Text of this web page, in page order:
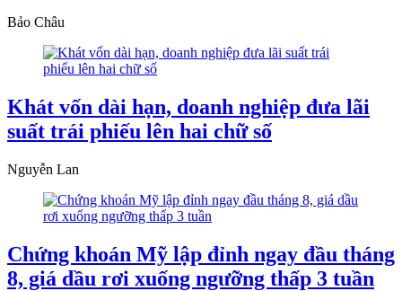
Bảo Châu
Khát vốn dài hạn, doanh nghiệp đưa lãi
suất trái phiếu lên hai chữ số
Nguyễn Lan
Chứng khoán Mỹ lập đỉnh ngay đầu tháng
8, giá dầu rơi xuống ngưỡng thấp 3 tuần